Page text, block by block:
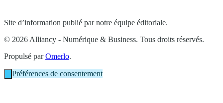
Site d’information publié par notre équipe éditoriale.
© 2026 Alliancy - Numérique & Business. Tous droits réservés.
Propulsé parOmerlo.
Préférences de consentement